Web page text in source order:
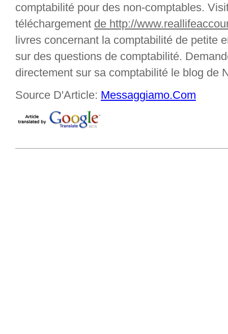
comptabilité pour des non-comptables.
téléchargement de http://
livres concernant la comptabilité de petite
sur des questions de comptabilité.
directement sur sa comptabilité le blog de
Source D'Article: Messaggiamo.Com